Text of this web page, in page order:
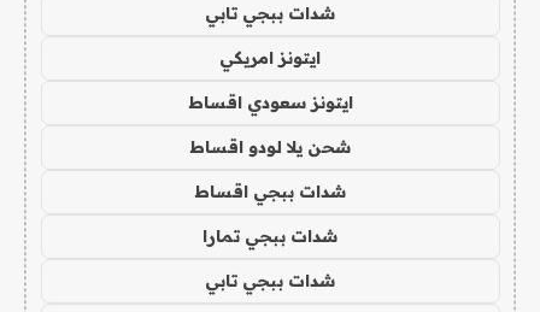
شدات ببجي تابي
ايتونز امريكي
ايتونز سعودي اقساط
شحن يلا لودو اقساط
شدات ببجي اقساط
شدات ببجي تمارا
شدات ببجي تابي